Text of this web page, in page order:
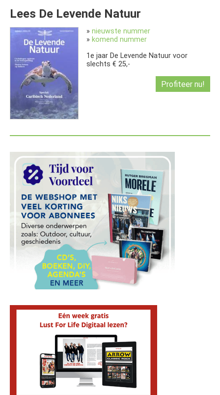
Lees De Levende Natuur
» nieuwste nummer
» komend nummer
1e jaar De Levende Natuur voor
slechts € 25,-
Profiteer nu!